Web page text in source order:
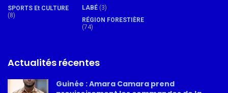
SPORTS Et CULTURE
(8)
LABÉ (3)
RÉGION FORESTIÈRE
(74)
Actualités récentes
Guinée : Amara Camara prend